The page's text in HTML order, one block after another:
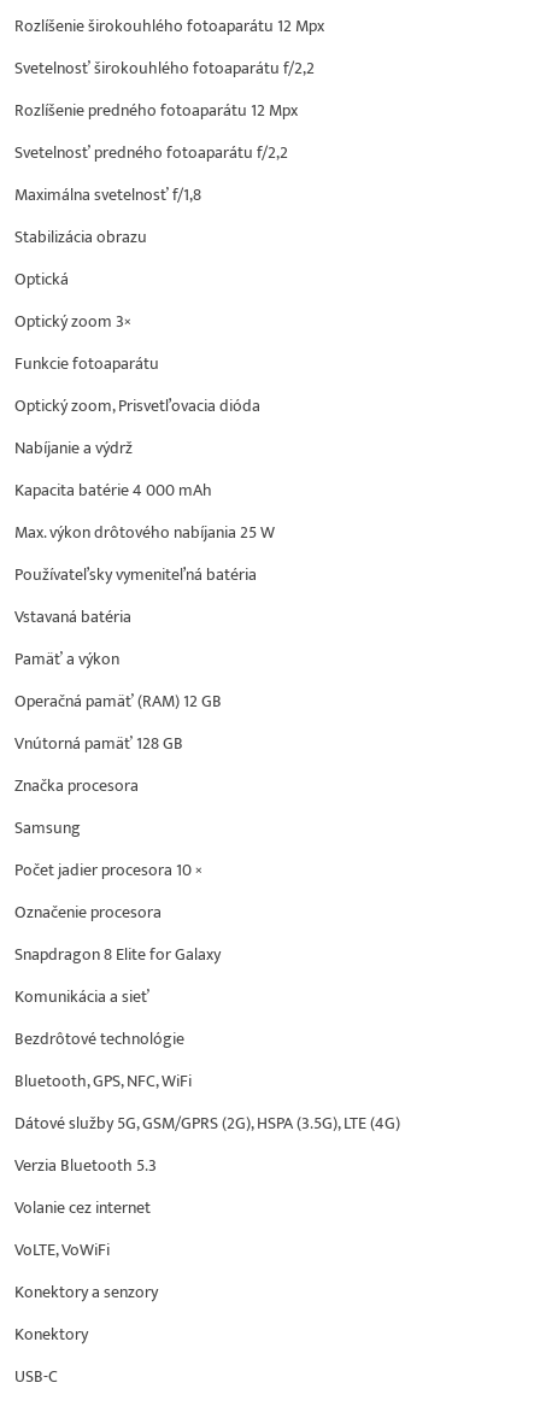
Rozlíšenie širokouhlého fotoaparátu 12 Mpx
Svetelnosť širokouhlého fotoaparátu f/2,2
Rozlíšenie predného fotoaparátu 12 Mpx
Svetelnosť predného fotoaparátu f/2,2
Maximálna svetelnosť f/1,8
Stabilizácia obrazu
Optická
Optický zoom 3×
Funkcie fotoaparátu
Optický zoom, Prisvetľovacia dióda
Nabíjanie a výdrž
Kapacita batérie 4 000 mAh
Max. výkon drôtového nabíjania 25 W
Používateľsky vymeniteľná batéria
Vstavaná batéria
Pamäť a výkon
Operačná pamäť (RAM) 12 GB
Vnútorná pamäť 128 GB
Značka procesora
Samsung
Počet jadier procesora 10 ×
Označenie procesora
Snapdragon 8 Elite for Galaxy
Komunikácia a sieť
Bezdrôtové technológie
Bluetooth, GPS, NFC, WiFi
Dátové služby 5G, GSM/GPRS (2G), HSPA (3.5G), LTE (4G)
Verzia Bluetooth 5.3
Volanie cez internet
VoLTE, VoWiFi
Konektory a senzory
Konektory
USB-C